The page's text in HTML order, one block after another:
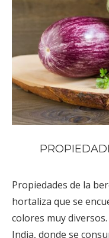
Propiedades de la
hortaliza que se
colores muy
India, donde se